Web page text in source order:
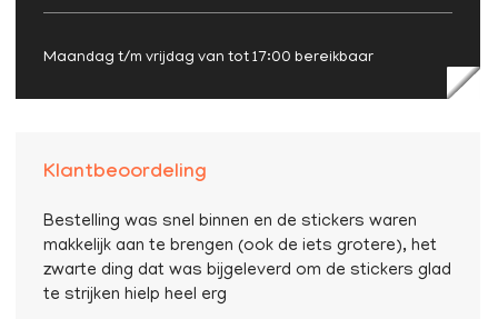
Maandag t/m vrijdag van tot 17:00 bereikbaar
Klantbeoordeling
Bestelling was snel binnen en de stickers waren
makkelijk aan te brengen (ook de iets grotere), het
zwarte ding dat was bijgeleverd om de stickers glad
te strijken hielp heel erg